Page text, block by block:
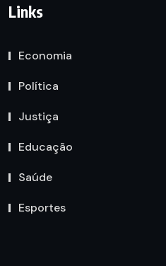
Links
Economia
Política
Justiça
Educação
Saúde
Esportes